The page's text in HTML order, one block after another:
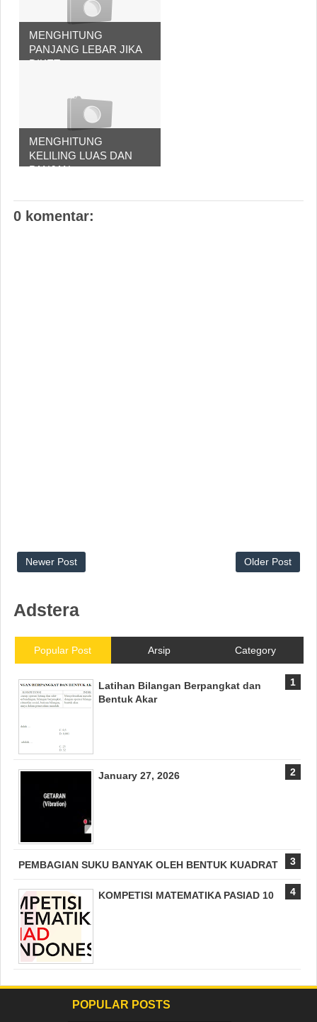
MENGHITUNG
PANJANG LEBAR JIKA
DIKET...
MENGHITUNG
KELILING LUAS DAN
PANJAN...
0 komentar:
Newer Post Older Post
Adstera
Popular Post Arsip Category
Latihan Bilangan Berpangkat dan
Bentuk Akar
January 27, 2026
PEMBAGIAN SUKU BANYAK OLEH BENTUK KUADRAT
KOMPETISI MATEMATIKA PASIAD 10
POPULAR POSTS